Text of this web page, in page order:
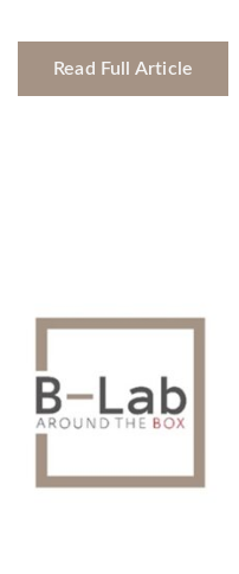
Read Full Article